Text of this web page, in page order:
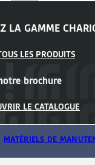
LA GAMME
LES PRODUITS
brochure
LE CATALOGUE
MATÉRIELS DE